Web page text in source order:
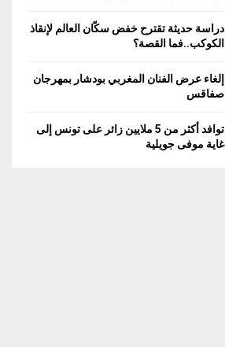
دراسة حديثة تقترح خفض سكّان العالم لإنقاذ
الكوكب..فما القصة؟
إلغاء عرض الفنان المغربي بودشار بمهرجان
صفاقس
توافد أكثر من 5 ملايين زائر على تونس إلى
غاية موفى جويلية